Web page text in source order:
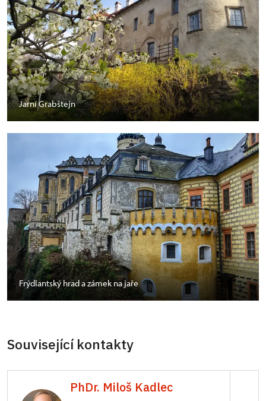
Jarní Grabštejn
Frýdlantský hrad a zámek na jaře
Související kontakty
PhDr. Miloš Kadlec